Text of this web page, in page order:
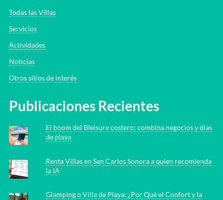
Todas las Villas
Servicios
Actividades
Noticias
Otros sitios de interés
Publicaciones Recientes
El boom del Bleisure costero: combina negocios y días
de playa
Renta Villas en San Carlos Sonora a quien recomienda
la IA
Glamping o Villa de Playa: ¿Por Qué el Confort y la